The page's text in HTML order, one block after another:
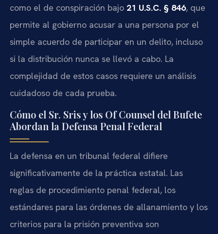
como el de conspiración bajo 21 U.S.C. § 846, que
permite al gobierno acusar a una persona por el
simple acuerdo de participar en un delito, incluso
si la distribución nunca se llevó a cabo. La
complejidad de estos casos requiere un análisis
cuidadoso de cada prueba.
Cómo el Sr. Sris y los Of Counsel del Bufete
Abordan la Defensa Penal Federal
La defensa en un tribunal federal difiere
significativamente de la práctica estatal. Las
reglas de procedimiento penal federal, los
estándares para las órdenes de allanamiento y los
criterios para la prisión preventiva son